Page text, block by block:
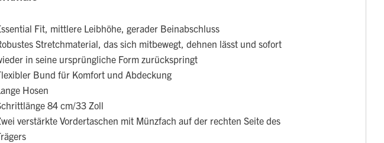
Fit, mittlere Leibhöhe, gerader Beinabschluss
Stretchmaterial, das sich mitbewegt, dehnen lässt und sofort
in seine ursprüngliche Form zurückspringt
Bund für Komfort und Abdeckung
Hosen
84 cm/33 Zoll
verstärkte Vordertaschen mit Münzfach auf der rechten Seite des